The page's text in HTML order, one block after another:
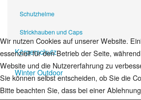
Schutzhelme
Strickhauben und Caps
Körperschutz
Winter Outdoor
Wir nutzen Cookies auf unserer Website.
essenziell für den Betrieb der Seite,
Website und die Nutzererfahrung zu
Sie können selbst entscheiden, ob Sie die
Bitte beachten Sie, dass bei einer